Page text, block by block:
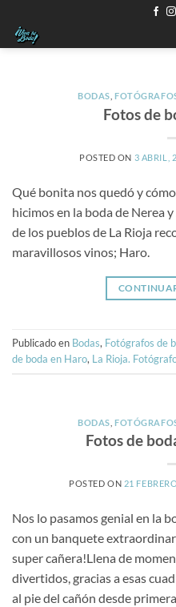
contenido
BODAS ,
Fotos de
POSTED ON 3 ABRIL,
Qué bonita nos quedó y
hicimos en la boda de Nerea
de los pueblos de La Rioja
maravillosos vinos; Haro.
Publicado en Bodas, Fotógrafos de
de boda en Haro, La Rioja.
BODAS ,
Fotos de
POSTED ON 21
Nos lo pasamos genial en la
con un banquete
super cañera!Llena de
divertidos, gracias a esas
al pie del cañón desde